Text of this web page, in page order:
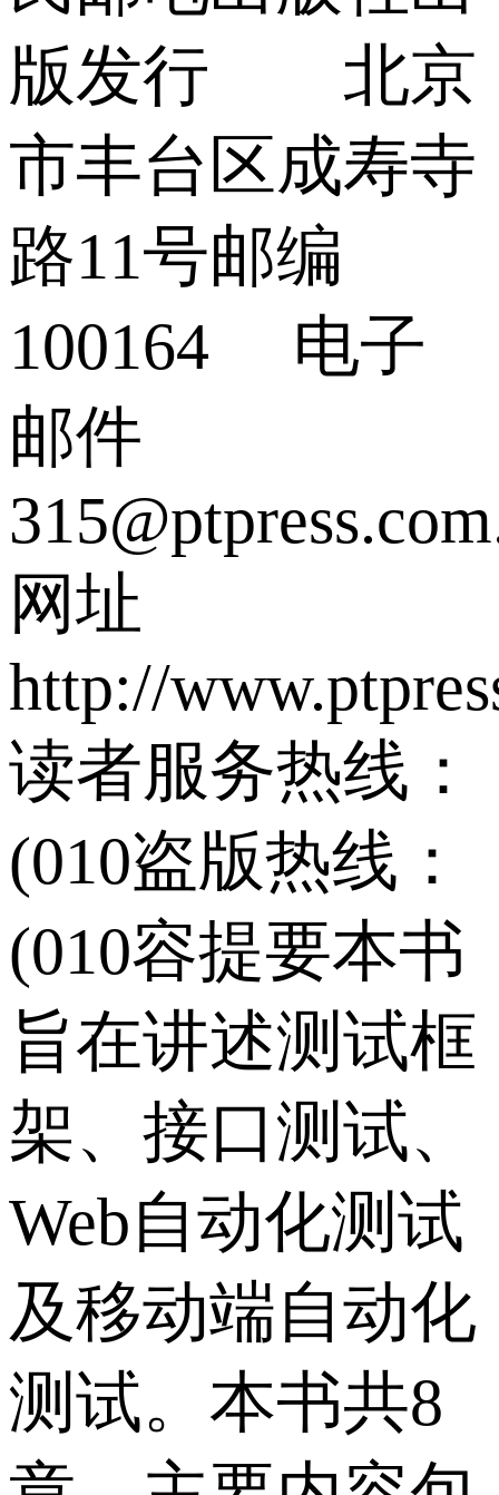
版发行 北京
市丰台区成寿寺
路11号邮编
100164 电子
邮件
网址
http://
读者服务热线：
(010盗版热线：
(010容提要本书
旨在讲述测试框
架、接口测试、
Web自动化测试
及移动端自动化
测试。本书共8